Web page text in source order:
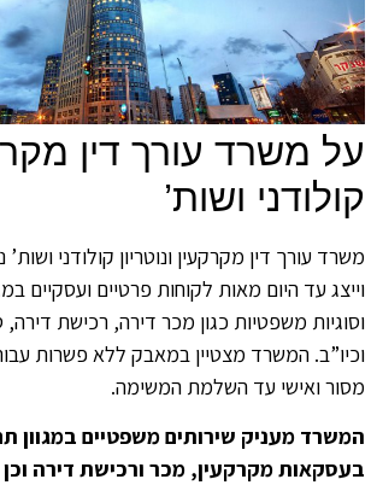
משרד עורך דין
ושות’
עד היום מאות לקוחות פרטיים ועסקיים
משפטיות כגון מכר דירה, רכישת דירה,
המשרד מצטיין במאבק ללא פשרות עבור
ואישי עד השלמת המשימה.
מעניק שירותים משפטיים במגוון
מקרקעין, מכר ורכישת דירה וכן